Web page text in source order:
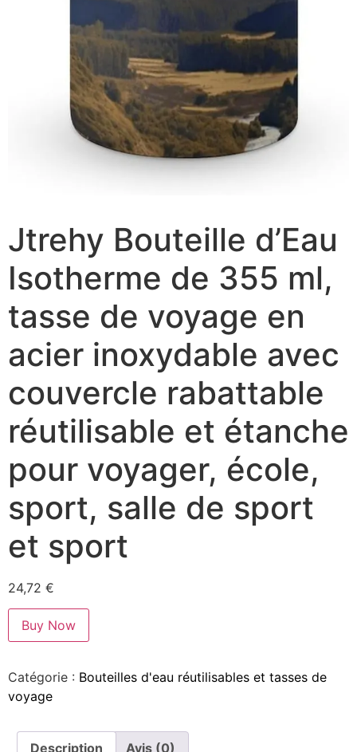
Jtrehy Bouteille d’Eau
Isotherme de 355 ml,
tasse de voyage en
acier inoxydable avec
couvercle rabattable
réutilisable et étanche
pour voyager, école,
sport, salle de sport
et sport
24,72 €
Buy Now
Catégorie : Bouteilles d'eau réutilisables et tasses de
voyage
Description Avis (0)